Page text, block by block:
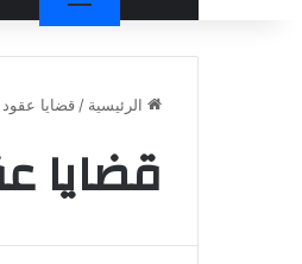
الرئيسية / قضايا عقود
قضايا